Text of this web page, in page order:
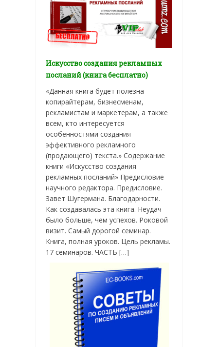
Искусство создания рекламных
посланий (книга бесплатно)
«Данная книга будет полезна
копирайтерам, бизнесменам,
рекламистам и маркетерам, а также
всем, кто интересуется
особенностями создания
эффективного рекламного
(продающего) текста.» Содержание
книги «Искусство создания
рекламных посланий» Предисловие
научного редактора. Предисловие.
Завет Шугермана. Благодарности.
Как создавалась эта книга. Неудач
было больше, чем успехов. Роковой
визит. Самый дорогой семинар.
Книга, полная уроков. Цель рекламы.
17 семинаров. ЧАСТЬ […]